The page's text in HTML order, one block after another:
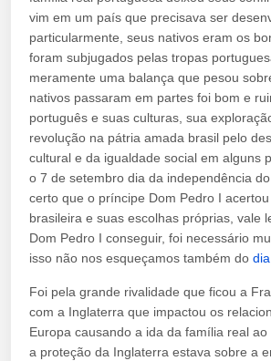
vim em um país que precisava ser
particularmente, seus nativos eram os
foram subjugados pelas tropas
meramente uma balança que pesou
nativos passaram em partes foi bom e
português e suas culturas, sua
revolução na pátria amada brasil pelo
cultural e da igualdade social em alguns
o 7 de setembro dia da independência
certo que o príncipe Dom Pedro I
brasileira e suas escolhas próprias, vale
Dom Pedro I conseguir, foi necessário
isso não nos esqueçamos também do
Foi pela grande rivalidade que ficou a
com a Inglaterra que impactou os
Europa causando a ida da família real
a proteção da Inglaterra estava sobre a